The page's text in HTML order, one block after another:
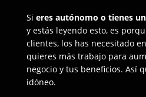
Si eres autónomo o tienes
y estás leyendo esto, es
clientes, los has necesitado
quieres más trabajo para
negocio y tus beneficios. Así
idóneo.